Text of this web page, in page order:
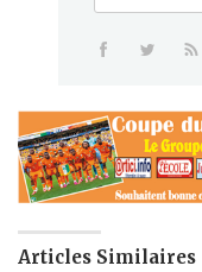
Articles Similaires